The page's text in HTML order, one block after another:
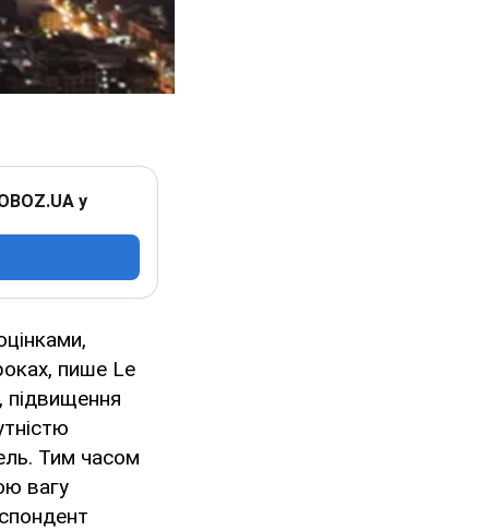
у
пише Le
підвищення
Тим часом
вагу